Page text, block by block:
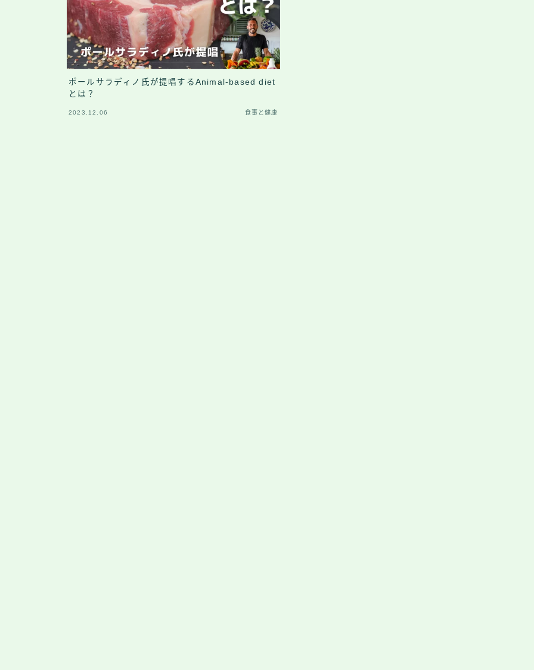
ポールサラディノ氏が提唱するAnimal-based diet
とは？
2023.12.06 食事と健康